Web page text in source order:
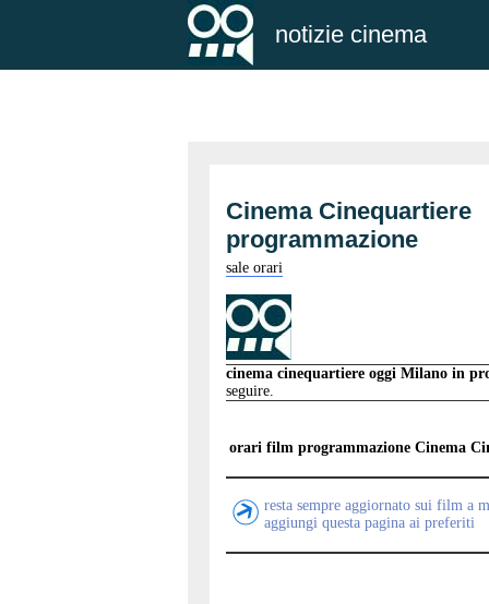
notizie cinema
Cinema Cinequartiere
programmazione
sale orari
cinema cinequartiere oggi Milano in
seguire.
orari film programmazione Cinema
resta sempre aggiornato sui film a
aggiungi questa pagina ai preferiti